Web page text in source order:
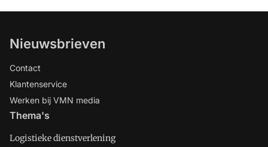
Nieuwsbrieven
Contact
Klantenservice
Werken bij VMN media
Thema's
Logistieke dienstverlening